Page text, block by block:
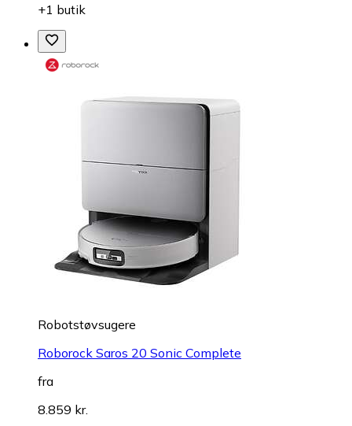
+1 butik
Robotstøvsugere
Roborock Saros 20 Sonic Complete
fra
8.859 kr.